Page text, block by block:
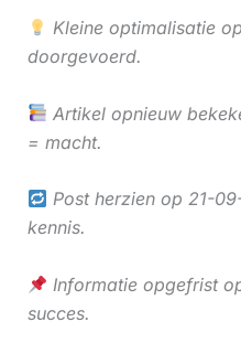
Kleine optimalisatie
doorgevoerd.
Artikel opnieuw
= macht.
Post herzien op 21-
kennis.
Informatie opgefrist
succes.